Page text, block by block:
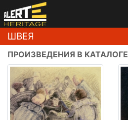
ШВЕЯ
ПРОИЗВЕДЕНИЯ В КАТАЛОГЕ